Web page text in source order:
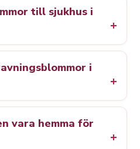
till sjukhus i
i
vara hemma för